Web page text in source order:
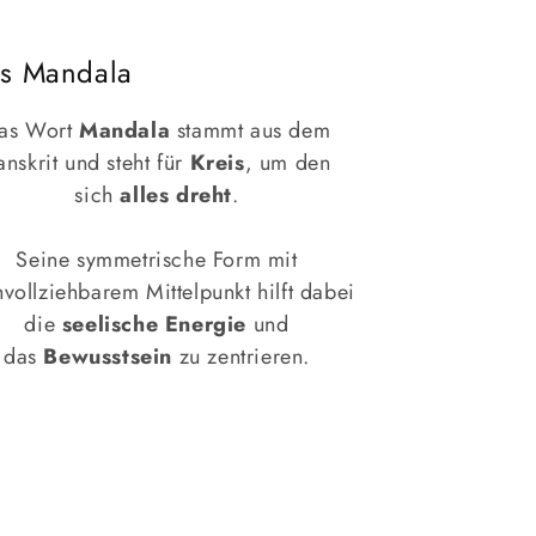
Mandala
WortMandala stammt aus dem
und steht für Kreis, um den
sichalles dreht.
Seine symmetrische Form mit
Mittelpunkt hilft dabei
die seelische Energie und
das Bewusstsein zu zentrieren.